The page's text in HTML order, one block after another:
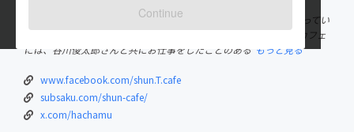
Continue
札幌で2017年より、詩人・谷川俊太郎さん公認「俊カフェ」をやってい
る、カフェ店主・編集者・ライター（たまに詩も書く）です。俊カフェ
には、谷川俊太郎さんと共にお仕事をしたことのある もっと見る
www.facebook.com/shun.T.cafe
subsaku.com/shun-cafe/
x.com/hachamu